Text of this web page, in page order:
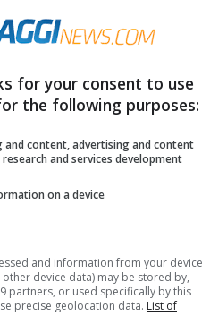
concept “isola
i suoi ospiti. Il design
influenze afro-chic,
magico offre la
rendendolo il rifugio
a una filosofia
emozionante nei
for your consent to use
the following purposes:
and content, advertising and content
and services development
on a device
and information from your device
device data) may be stored by,
partners, or used specifically by this
precise geolocation data. List of